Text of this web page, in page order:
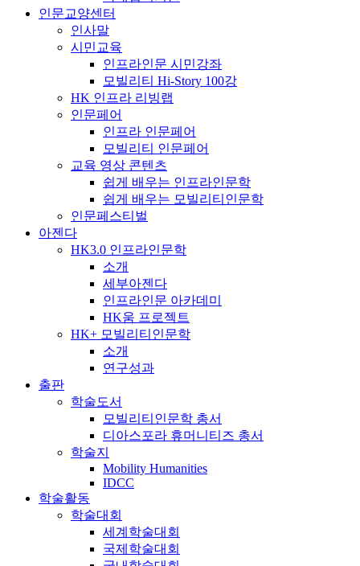
인문교양센터
인사말
시민교육
인프라인문 시민강좌
모빌리티 Hi-Story 100강
HK 인프라 리빙랩
인문페어
인프라 인문페어
모빌리티 인문페어
교육 영상 콘텐츠
쉽게 배우는 인프라인문학
쉽게 배우는 모빌리티인문학
인문페스티벌
아젠다
HK3.0 인프라인문학
소개
세부아젠다
인프라인문 아카데미
HK움 프로젝트
HK+ 모빌리티인문학
소개
연구성과
출판
학술도서
모빌리티인문학 총서
디아스포라 휴머니티즈 총서
학술지
Mobility Humanities
IDCC
학술활동
학술대회
세계학술대회
국제학술대회